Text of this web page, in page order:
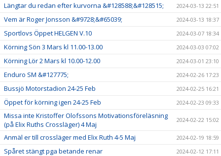
Längtar du redan efter kurvorna &#128588;&#128515; 2024-03-13 22:51
Vem är Roger Jonsson &#9728;&#65039; 2024-03-13 18:37
Sportlovs Öppet HELGEN V.10 2024-03-07 18:34
Körning Sön 3 Mars kl 11.00-13.00 2024-03-03 07:02
Körning Lör 2 Mars kl 10.00-12.00 2024-03-01 23:10
Enduro SM &#127775; 2024-02-26 17:23
Bussjö Motorstadion 24-25 Feb 2024-02-25 16:21
Öppet för körning igen 24-25 Feb 2024-02-23 09:33
Missa inte Kristoffer Olofssons Motivationsföreläsning
(på Elix Ruths Crossläger) 4 Maj
2024-02-22 15:02
Anmäl er till crossläger med Elix Ruth 4-5 Maj 2024-02-19 18:59
Spåret stängt pga betande renar 2024-02-12 17:11